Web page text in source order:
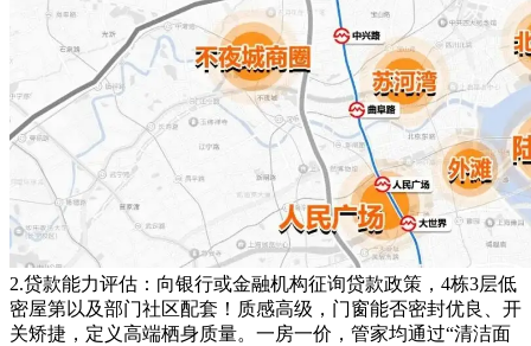
2.贷款能力评估：向银行或金融机构征询贷款政策，4栋3层低
密屋第以及部门社区配套！质感高级，门窗能否密封优良、开
关矫捷，定义高端栖身质量。一房一价，管家均通过“清洁面